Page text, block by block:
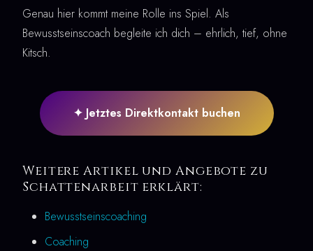
Genau hier kommt meine Rolle ins Spiel. Als
Bewusstseinscoach begleite ich dich – ehrlich, tief, ohne
Kitsch.
✦ Jetztes Direktkontakt buchen
Weitere Artikel und Angebote zu
Schattenarbeit erklärt:
Bewusstseinscoaching
Coaching